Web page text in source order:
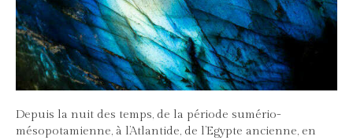
Depuis la nuit des temps, de la période sumério-
mésopotamienne, à l’Atlantide, de l’Egypte ancienne, en